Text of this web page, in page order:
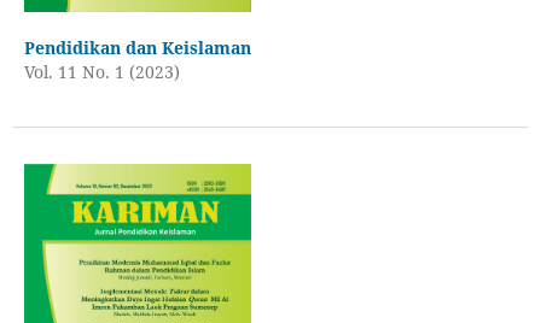
Pendidikan dan Keislaman
Vol. 11 No. 1 (2023)